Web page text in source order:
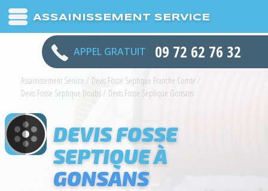
ASSAINISSEMENT SERVICE
APPEL GRATUIT 09 72 62 76 32
Assainissement Service / Devis Fosse Septique Franche Comte /
Devis Fosse Septique Doubs/ Devis Fosse Septique Gonsans
DEVIS FOSSE
SEPTIQUE À
GONSANS